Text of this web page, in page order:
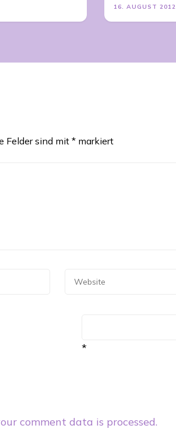
16. AUGUST 2012
Felder sind mit * markiert
*
comment data is processed.